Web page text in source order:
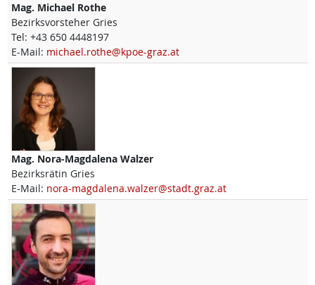
Mag. Michael Rothe
Bezirksvorsteher Gries
Tel: +43 650 4448197
E-Mail: michael.rothe@kpoe-graz.at
Mag. Nora-Magdalena Walzer
Bezirksrätin Gries
E-Mail: nora-magdalena.walzer@stadt.graz.at